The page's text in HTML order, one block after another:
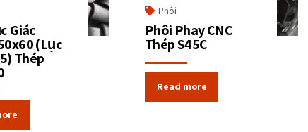
Giác
(Lục
Thép
Phôi
Phôi Phay CNC
Thép S45C
Read more